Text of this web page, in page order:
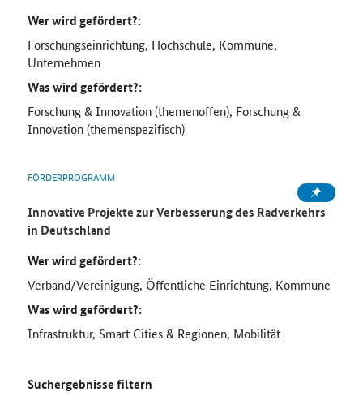
Wer wird gefördert?:
Forschungseinrichtung, Hochschule, Kommune,
Unternehmen
Was wird gefördert?:
Forschung & Innovation (themenoffen), Forschung &
Innovation (themenspezifisch)
FÖRDERPROGRAMM
Innovative Projekte zur Verbesserung des Radverkehrs
in Deutschland
Wer wird gefördert?:
Verband/Vereinigung, Öffentliche Einrichtung, Kommune
Was wird gefördert?:
Infrastruktur, Smart Cities & Regionen, Mobilität
Suchergebnisse filtern